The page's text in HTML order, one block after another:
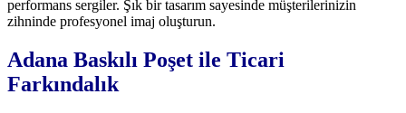
performans sergiler. Şık bir tasarım sayesinde müşterilerinizin
zihninde profesyonel imaj oluşturun.
Adana Baskılı Poşet ile Ticari
Farkındalık